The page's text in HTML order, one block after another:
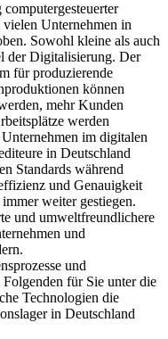
Unternehmen in
Sowohl kleine als auch
der Digitalisierung. Der
für produzierende
können
mehr Kunden
werden
im digitalen
in Deutschland
Standards während
und Genauigkeit
weiter gestiegen.
und umweltfreundlichere
und
und
für Sie unter die
Technologien die
in Deutschland